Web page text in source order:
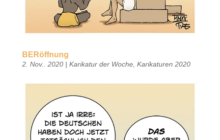
BERöffnung
2. Nov.. 2020| Karikatur der Woche, Karikaturen 2020